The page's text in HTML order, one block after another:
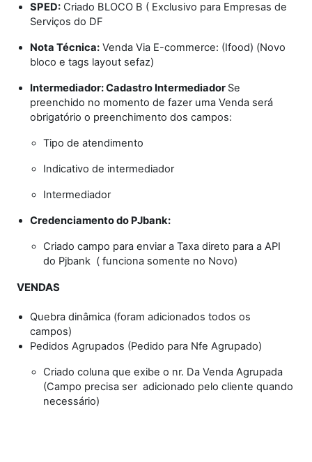
SPED: Criado BLOCO B ( Exclusivo para Empresas de
Serviços do DF
Nota Técnica: Venda Via E-commerce: (Ifood) (Novo
bloco e tags layout sefaz)
Intermediador: Cadastro Intermediador Se
preenchido no momento de fazer uma Venda será
obrigatório o preenchimento dos campos:
Tipo de atendimento
Indicativo de intermediador
Intermediador
Credenciamento do PJbank:
Criado campo para enviar a Taxa direto para a API
do Pjbank ( funciona somente no Novo)
VENDAS
Quebra dinâmica (foram adicionados todos os
campos)
Pedidos Agrupados (Pedido para Nfe Agrupado)
Criado coluna que exibe o nr. Da Venda Agrupada
(Campo precisa ser adicionado pelo cliente quando
necessário)